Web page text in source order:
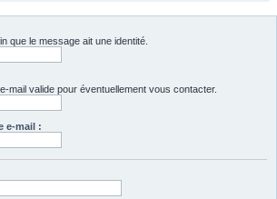
que le message ait une identité.
mail valide pour éventuellement vous contacter.
e-mail :